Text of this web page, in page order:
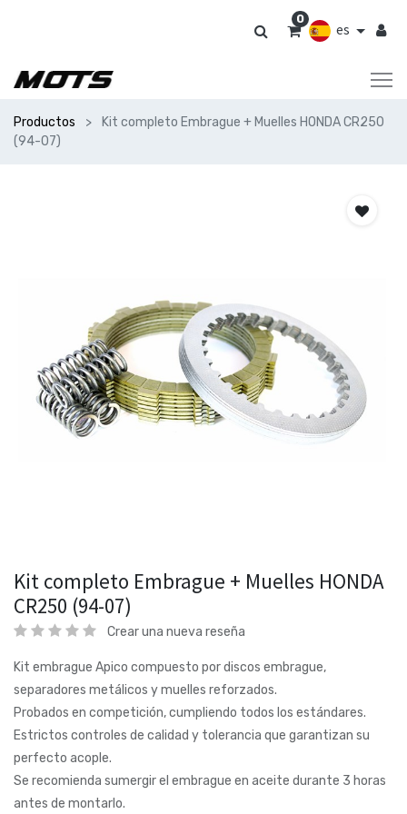
es
0
Productos
Kit completo Embrague + Muelles HONDA CR250
(94-07)
Kit completo Embrague + Muelles HONDA
CR250 (94-07)
Crear una nueva reseña
Kit embrague Apico compuesto por discos embrague,
separadores metálicos y muelles reforzados.
Probados en competición, cumpliendo todos los estándares.
Estrictos controles de calidad y tolerancia que garantizan su
perfecto acople.
Se recomienda sumergir el embrague en aceite durante 3 horas
antes de montarlo.